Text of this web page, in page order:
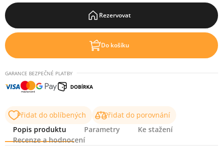
Rezervovat
Do košíku
GARANCE BEZPEČNÉ PLATBY
Přidat do oblíbených
Přidat do porovnání
Popis produktu
Parametry
Ke stažení
Recenze a hodnocení